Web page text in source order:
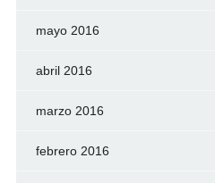
mayo 2016
abril 2016
marzo 2016
febrero 2016